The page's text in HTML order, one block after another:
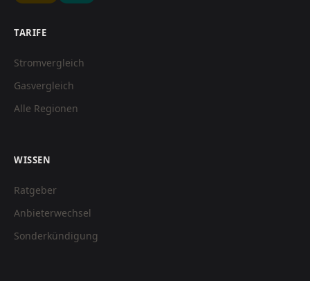
TARIFE
Stromvergleich
Gasvergleich
Alle Regionen
WISSEN
Ratgeber
Anbieterwechsel
Sonderkündigung